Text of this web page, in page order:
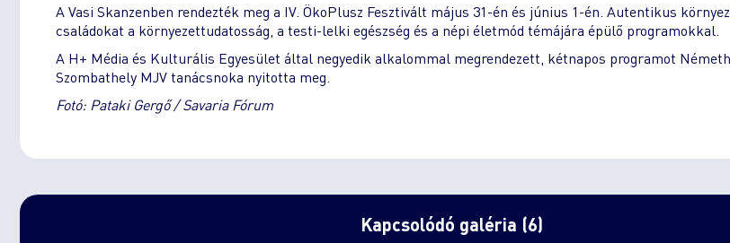
A Vasi Skanzenben rendezték meg a IV. ÖkoPlusz Fesztivált május 31-én és június 1-én. Autentikus
családokat a környezettudatosság, a testi-lelki egészség és a népi életmód témájára épülő programokkal.
A H+ Média és Kulturális Egyesület által negyedik alkalommal megrendezett, kétnapos programot Németh
Szombathely MJV tanácsnoka nyitotta meg.
Fotó: Pataki Gergő / Savaria Fórum
Kapcsolódó galéria (6)